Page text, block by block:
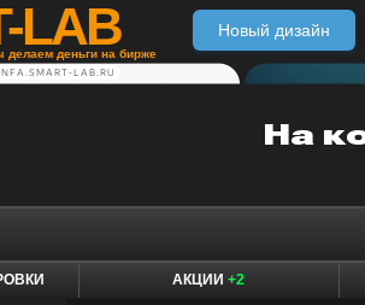
LAB
делаем деньги на бирже
Новый дизайн
LAB.RU
АКЦИИ +2